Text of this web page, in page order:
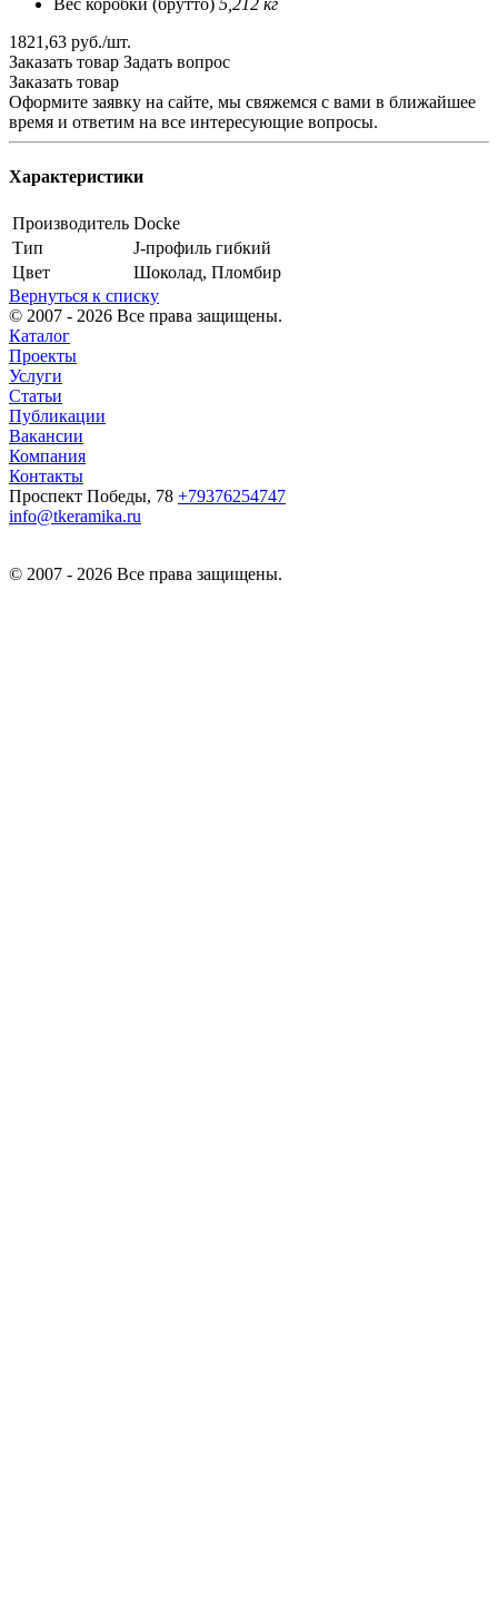
1821,63 руб./шт.
Заказать товар Задать вопрос
Заказать товар
Оформите заявку на сайте, мы свяжемся с вами в ближайшее
время и ответим на все интересующие вопросы.
Характеристики
Производитель Docke
Тип
J-профиль гибкий
Цвет
Шоколад, Пломбир
Вернуться к списку
© 2007 - 2026 Все права защищены.
Каталог
Проекты
Услуги
Статьи
Публикации
Вакансии
Компания
Контакты
Проспект Победы, 78 +79376254747
info@tkeramika.ru
© 2007 - 2026 Все права защищены.